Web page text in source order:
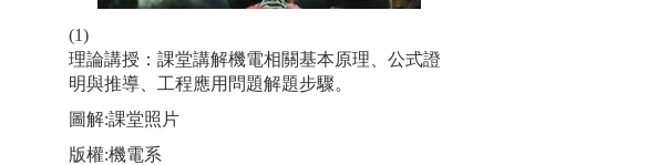
實驗課程驗證學理
圖解:實驗課程驗證學理
版權:國立中興大學機械工程學系
(1)
理論講授：課堂講解機電相關基本原理、公式證
明與推導、工程應用問題解題步驟。
圖解:課堂照片
版權:機電系